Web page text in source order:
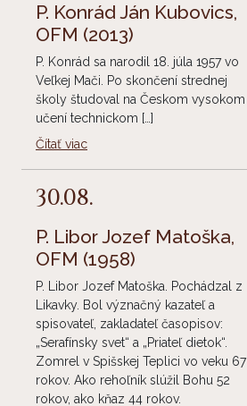
P. Konrád Ján Kubovics,
OFM (2013)
P. Konrád sa narodil 18. júla 1957 vo
Veľkej Mači. Po skončení strednej
školy študoval na Českom vysokom
učení technickom […]
Čítať viac
30.08.
P. Libor Jozef Matoška,
OFM (1958)
P. Libor Jozef Matoška. Pochádzal z
Likavky. Bol význačný kazateľ a
spisovateľ, zakladateľ časopisov:
„Serafínsky svet“ a „Priateľ dietok“.
Zomrel v Spišskej Teplici vo veku 67
rokov. Ako rehoľník slúžil Bohu 52
rokov, ako kňaz 44 rokov.